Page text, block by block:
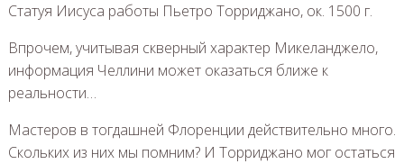
Статуя Иисуса работы Пьетро Торриджано, ок. 1500 г.
Впрочем, учитывая скверный характер Микеланджело,
информация Челлини может оказаться ближе к
реальности…
Мастеров в тогдашней Флоренции действительно много.
Скольких из них мы помним? И Торриджано мог остаться